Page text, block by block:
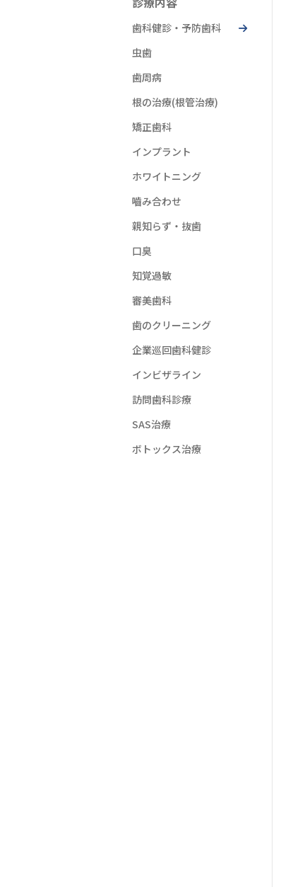
歯科健診・予防歯科
虫歯
歯周病
根の治療(根管治療)
矯正歯科
インプラント
ホワイトニング
嚙み合わせ
親知らず・抜歯
口臭
知覚過敏
審美歯科
歯のクリーニング
企業巡回歯科健診
インビザライン
訪問歯科診療
SAS治療
ボトックス治療